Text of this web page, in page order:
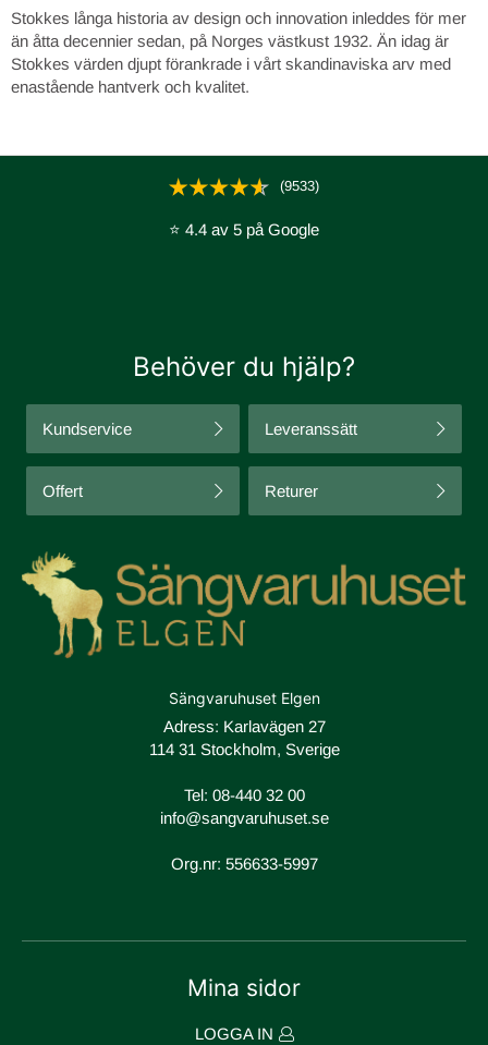
Stokkes långa historia av design och innovation inleddes för mer
än åtta decennier sedan, på Norges västkust 1932. Än idag är
Stokkes värden djupt förankrade i vårt skandinaviska arv med
enastående hantverk och kvalitet.
(9533)
⭐ 4.4 av 5 på Google
Behöver du hjälp?
Kundservice Leveranssätt
Offert Returer
Sängvaruhuset Elgen
Adress: Karlavägen 27
114 31 Stockholm, Sverige
Tel: 08-440 32 00
info@sangvaruhuset.se
Org.nr: 556633-5997
Mina sidor
LOGGA IN